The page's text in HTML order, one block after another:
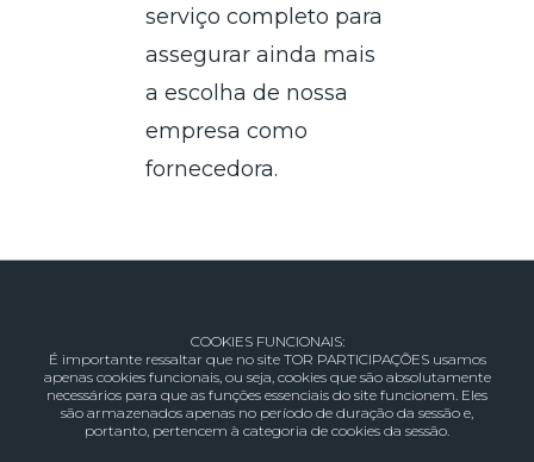
serviço completo para
assegurar ainda mais
a escolha de nossa
empresa como
fornecedora.
COOKIES FUNCIONAIS:
É importante ressaltar que no site TOR PARTICIPAÇÕES usamos
apenas cookies funcionais, ou seja, cookies que são absolutamente
necessários para que as funções essenciais do site funcionem. Eles
são armazenados apenas no período de duração da sessão e,
portanto, pertencem à categoria de cookies da sessão.